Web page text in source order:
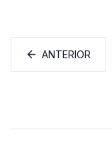
ANTERIOR